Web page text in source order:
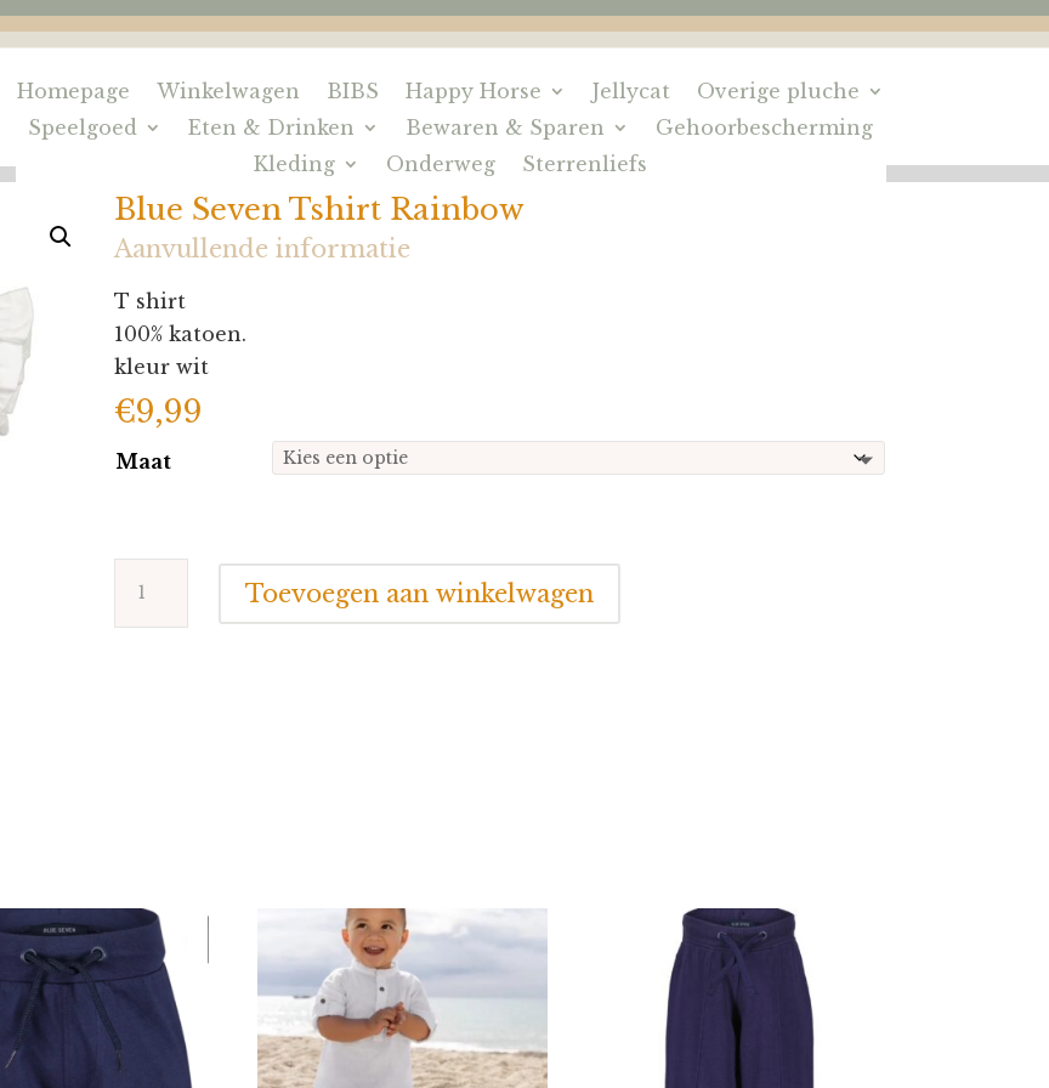
Homepage Winkelwagen BIBS Happy Horse Jellycat
Overige pluche
Speelgoed
Eten & Drinken Bewaren & Sparen
Gehoorbescherming
Kleding
Onderweg Sterrenliefs
Blue Seven Tshirt Rainbow
Aanvullende informatie
T shirt
100% katoen.
kleur wit
€9,99
Maat
Seven
Toevoegen aan winkelwagen